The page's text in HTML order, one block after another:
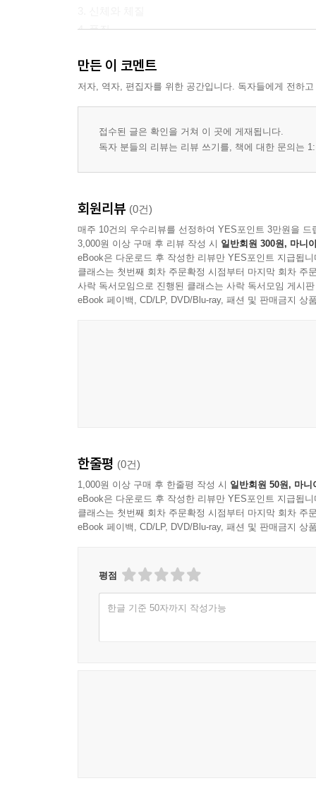
4. 품질
부 록: 강녕전(康寧典)
3. 마음의 소리
후기(後記)
만든 이 코멘트
저자, 역자, 편집자를 위한 공간입니다. 독자들에게 전하
접수된 글은 확인을 거쳐 이 곳에 게재됩니다.
독자 분들의 리뷰는 리뷰 쓰기를, 책에 대한 문의는
회원리뷰 (0건)
매주 10건의 우수리뷰를 선정하여 YES포인트 3만원을 드
3,000원 이상 구매 후 리뷰 작성 시 일반회원 300원, 마니
eBook은 다운로드 후 작성한 리뷰만 YES포인트 지급됩니
클래스는 첫번째 회차 주문확정 시점부터 마지막 회차 주
사락 독서모임으로 진행된 클래스는 사락 독서모임 게시
eBook 페이백, CD/LP, DVD/Blu-ray, 패션 및 판매금지 상
한줄평 (0건)
1,000원 이상 구매 후 한줄평 작성 시 일반회원 50원, 마니
eBook은 다운로드 후 작성한 리뷰만 YES포인트 지급됩니
클래스는 첫번째 회차 주문확정 시점부터 마지막 회차 주
eBook 페이백, CD/LP, DVD/Blu-ray, 패션 및 판매금지 상
평점
한글 기준 50자까지 작성가능